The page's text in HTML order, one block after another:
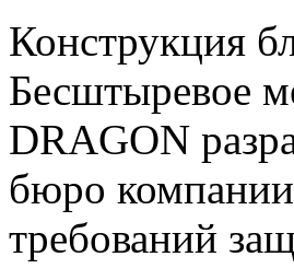
Конструкция
Бесштыревое
DRAGON
бюро
требований